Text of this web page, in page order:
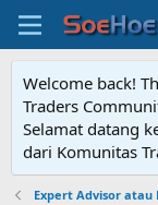
Welcome back!
Traders
Selamat datang
dari Komunitas
Expert Advisor atau